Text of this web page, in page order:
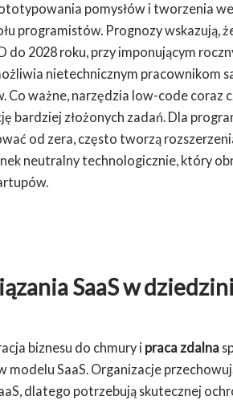
pomysłów i tworzenia
programistów. Prognozy wskazują,
do 2028 roku, przy imponującym
nietechnicznym pracownikom
Co ważne, narzędzia low-code coraz
bardziej złożonych zadań. Dla
od zera, często tworzą
neutralny technologicznie, który
SaaS w
biznesu do chmury i praca zdalna
modelu SaaS. Organizacje
dlatego potrzebują skutecznej